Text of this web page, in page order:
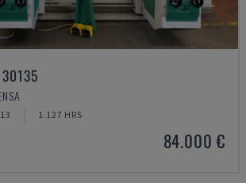
30135
1.127 HRS
84.000 €